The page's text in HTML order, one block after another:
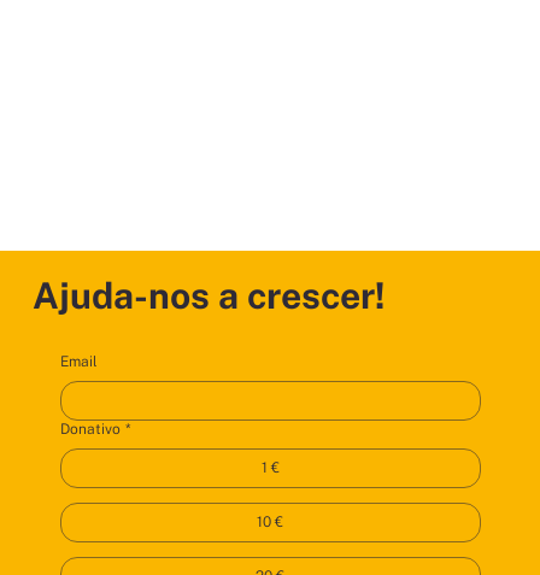
Ajuda-nos a crescer!
Email
Donativo *
1 €
10 €